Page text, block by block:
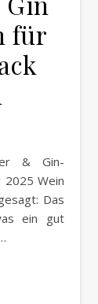
für
2025 Wein
Das
ein gut